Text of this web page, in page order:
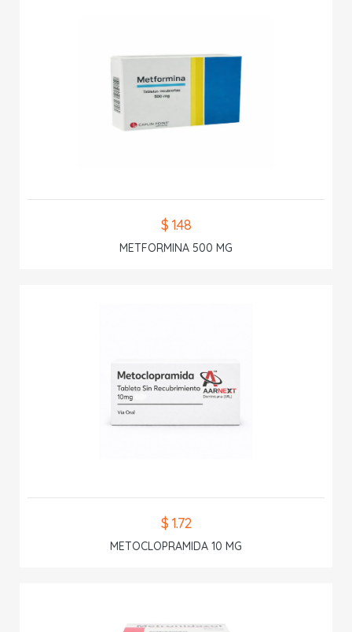
$ 1.48
METFORMINA 500 MG
$ 1.72
METOCLOPRAMIDA 10 MG